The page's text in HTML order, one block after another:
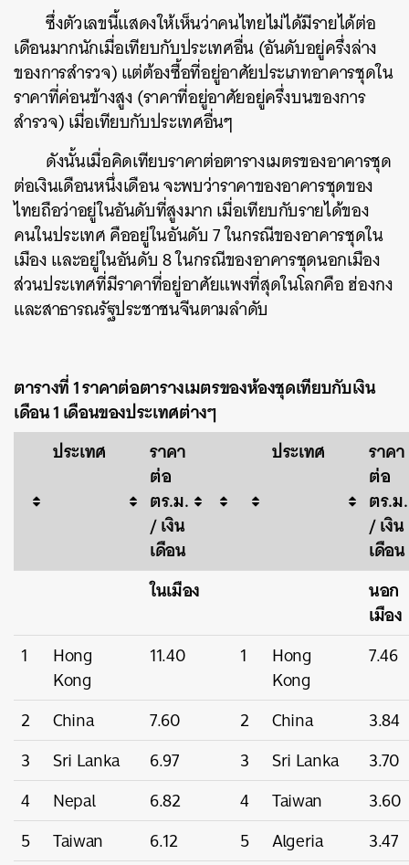
ซึ่งตัวเลขนี้แสดงให้เห็นว่าคนไทยไม่ได้มีรายได้ต่อ
เดือนมากนักเมื่อเทียบกับประเทศอื่น (อันดับอยู่ครึ่งล่าง
ของการสำรวจ) แต่ต้องซื้อที่อยู่อาศัยประเภทอาคารชุดใน
ราคาที่ค่อนข้างสูง (ราคาที่อยู่อาศัยอยู่ครึ่งบนของการ
สำรวจ) เมื่อเทียบกับประเทศอื่นๆ
ดังนั้นเมื่อคิดเทียบราคาต่อตารางเมตรของอาคารชุด
ต่อเงินเดือนหนึ่งเดือน จะพบว่าราคาของอาคารชุดของ
ไทยถือว่าอยู่ในอันดับที่สูงมาก เมื่อเทียบกับรายได้ของ
คนในประเทศ คืออยู่ในอันดับ 7 ในกรณีของอาคารชุดใน
เมือง และอยู่ในอันดับ 8 ในกรณีของอาคารชุดนอกเมือง
ส่วนประเทศที่มีราคาที่อยู่อาศัยแพงที่สุดในโลกคือ ฮ่องกง
และสาธารณรัฐประชาชนจีนตามลำดับ
ตารางที่ 1 ราคาต่อตารางเมตรของห้องชุดเทียบกับเงิน
เดือน 1 เดือนของประเทศต่างๆ
ประเทศ
ราคา
ต่อ
ตร.ม.
/ เงิน
เดือน
ประเทศ ราคา
ต่อ
ตร.ม.
/ เงิน
เดือน
ในเมือง
นอก
เมือง
1
Hong
Kong
11.40 1
Hong
Kong
7.46
2 China 7.60 2 China
3.84
3
Sri Lanka 6.97 3 Sri Lanka
3.70
4
Nepal 6.82 4 Taiwan
3.60
5
Taiwan 6.12 5 Algeria
3.47